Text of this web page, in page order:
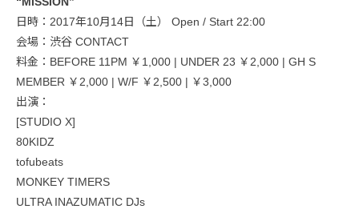
日時：2017年10月14日（土） Open / Start 22:00
会場：渋谷 CONTACT
料金：BEFORE 11PM ￥1,000 | UNDER 23 ￥2,000 | GH S
MEMBER ￥2,000 | W/F ￥2,500 | ￥3,000
出演：
[STUDIO X]
80KIDZ
tofubeats
MONKEY TIMERS
ULTRA INAZUMATIC DJs